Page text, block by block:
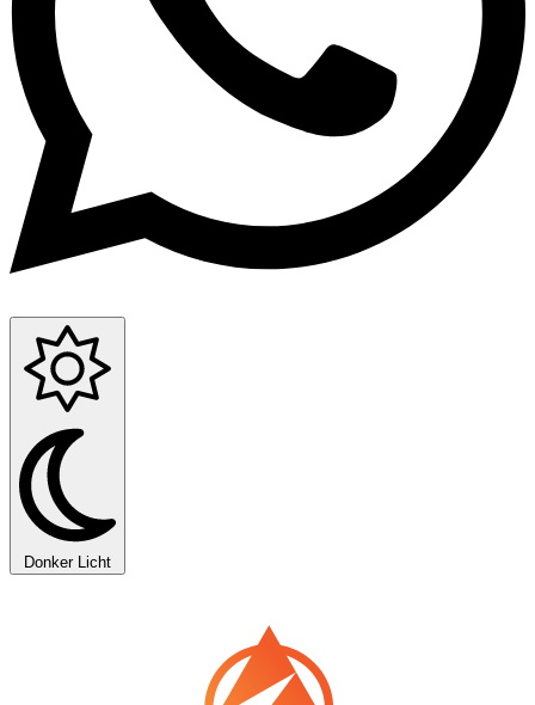
Donker Licht